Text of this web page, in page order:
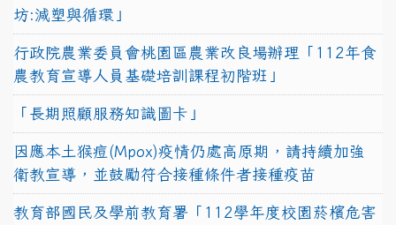
坊:減塑與循環」
行政院農業委員會桃園區農業改良場辦理「112年食
農教育宣導人員基礎培訓課程初階班」
「長期照顧服務知識圖卡」
因應本土猴痘(Mpox)疫情仍處高原期，請持續加強
衛教宣導，並鼓勵符合接種條件者接種疫苗
教育部國民及學前教育署「112學年度校園菸檳危害